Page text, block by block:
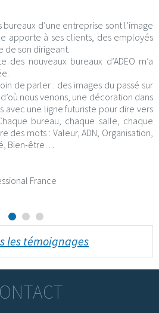
d’une entreprise sont l’image
apporte à ses clients, des employés
de son dirigeant.
nouveaux bureaux d’ADEO m’a
de parler : des images du passé sur
nous venons, une décoration dans
avec une ligne futuriste pour dire vers
bureau, chaque salle, chaque
des mots : Valeur, ADN, Organisation,
Bien-être…
France
les témoignages